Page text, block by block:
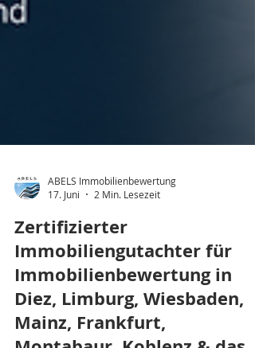
ABELS Immobilienbewertung
17. Juni
2 Min. Lesezeit
Zertifizierter
Immobiliengutachter für